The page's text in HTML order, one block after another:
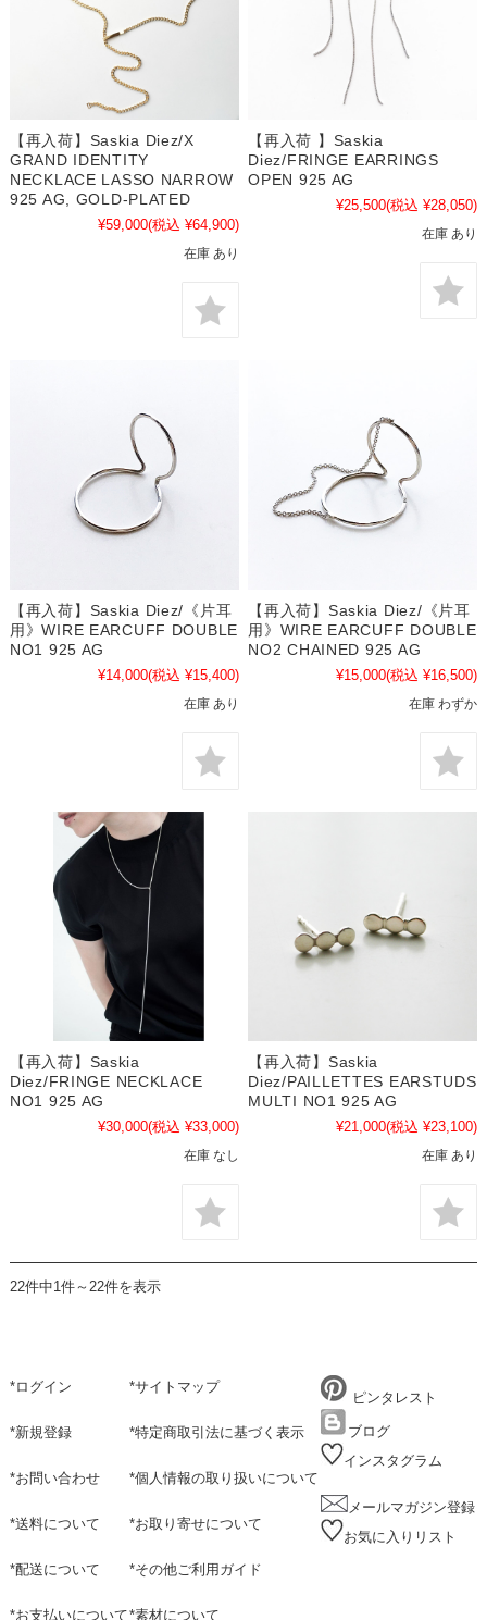
【再入荷】Saskia Diez/X
GRAND IDENTITY
NECKLACE LASSO NARROW
925 AG, GOLD-PLATED
¥59,000(税込 ¥64,900)
在庫 あり
【再入荷 】Saskia
Diez/FRINGE EARRINGS
OPEN 925 AG
¥25,500(税込 ¥28,050)
在庫 あり
【再入荷】Saskia Diez/《片耳
用》WIRE EARCUFF DOUBLE
NO1 925 AG
¥14,000(税込 ¥15,400)
在庫 あり
【再入荷】Saskia Diez/《片耳
用》WIRE EARCUFF DOUBLE
NO2 CHAINED 925 AG
¥15,000(税込 ¥16,500)
在庫 わずか
【再入荷】Saskia
Diez/FRINGE NECKLACE
NO1 925 AG
¥30,000(税込 ¥33,000)
在庫 なし
【再入荷】Saskia
Diez/PAILLETTES EARSTUDS
MULTI NO1 925 AG
¥21,000(税込 ¥23,100)
在庫 あり
22件中1件～22件を表示
*ログイン
*新規登録
*お問い合わせ
*送料について
*配送について
*お支払いについて
*サイトマップ
*特定商取引法に基づく表示
*個人情報の取り扱いについて
*お取り寄せについて
*その他ご利用ガイド
*素材について
ピンタレスト
ブログ
インスタグラム
メールマガジン登録
お気に入りリスト